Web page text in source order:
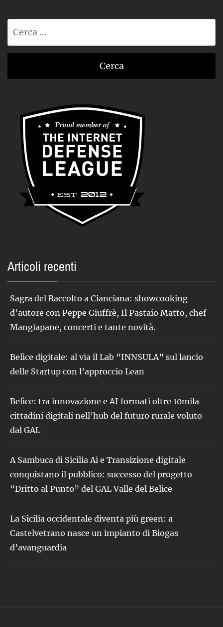
Articoli recenti
Sagra del Raccolto a Cianciana: showcooking
d’autore con Peppe Giuffrè, Il Pastaio Matto, chef
Mangiapane, concerti e tante novità.
Belìce digitale: al via il Lab “INNSULA” sul lancio
delle Startup con l’approccio Lean
Belìce: tra innovazione e AI formati oltre 10mila
cittadini digitali nell’hub del futuro rurale voluto
dal GAL
A Sambuca di Sicilia Ai e Transizione digitale
conquistano il pubblico: successo del progetto
“Dritto al Punto” del GAL Valle del Belìce
La Sicilia occidentale diventa più green: a
Castelvetrano nasce un impianto di Biogas
d’avanguardia